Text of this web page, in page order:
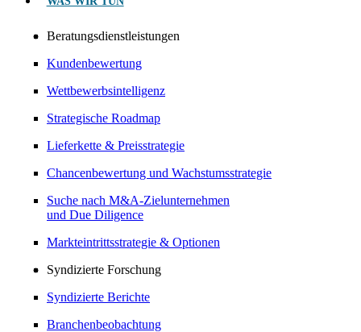
Beratungsdienstleistungen
Kundenbewertung
Wettbewerbsintelligenz
Strategische Roadmap
Lieferkette & Preisstrategie
Chancenbewertung und Wachstumsstrategie
Suche nach M&A-Zielunternehmen
und Due Diligence
Markteintrittsstrategie & Optionen
Syndizierte Forschung
Syndizierte Berichte
Branchenbeobachtung